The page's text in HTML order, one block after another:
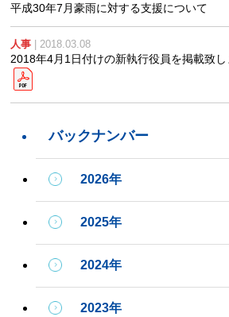
平成30年7月豪雨に対する支援について
人事 | 2018.03.08
2018年4月1日付けの新執行役員を掲載致し
バックナンバー
2026年
2025年
2024年
2023年